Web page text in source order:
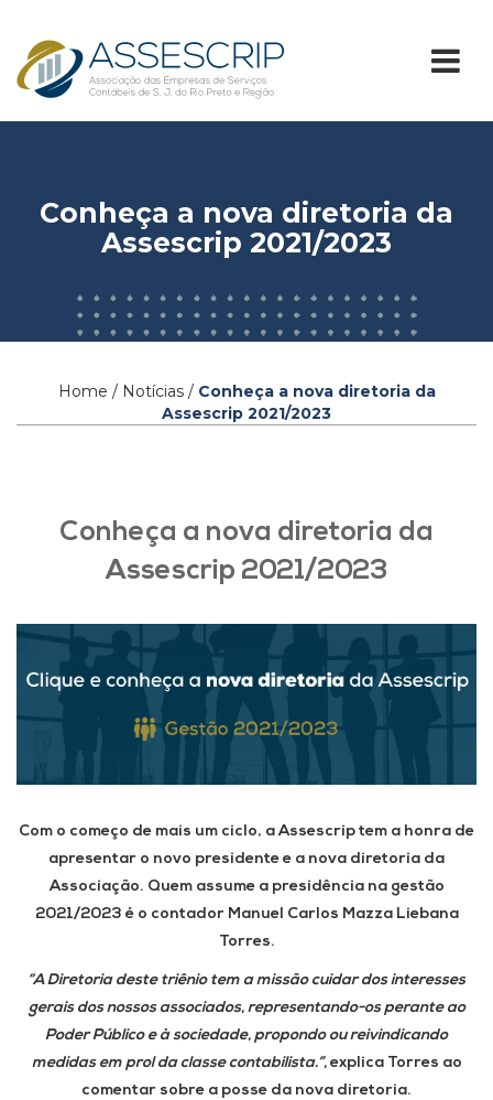
Conheça a nova diretoria da
Assescrip 2021/2023
Home / Notícias / Conheça a nova diretoria da
Assescrip 2021/2023
Conheça a nova diretoria da
Assescrip 2021/2023
Com o começo de mais um ciclo, a Assescrip tem a honra de
apresentar o novo presidente e a nova diretoria da
Associação. Quem assume a presidência na gestão
2021/2023 é o contador Manuel Carlos Mazza Liebana
Torres.
“A Diretoria deste triênio tem a missão cuidar dos interesses
gerais dos nossos associados, representando-os perante ao
Poder Público e à sociedade, propondo ou reivindicando
medidas em prol da classe contabilista.”,explica Torres ao
comentar sobre a posse da nova diretoria.